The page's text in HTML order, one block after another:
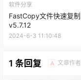
软件分享
FastCopy文件快速复制
v5.7.12
2024-6-3 11:10:48
1 条回复 A 文章作者